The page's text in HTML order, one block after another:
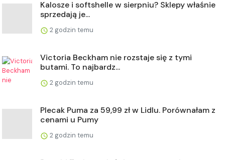
Kalosze i softshelle w sierpniu? Sklepy właśnie
sprzedają je...
2 godzin temu
Victoria Beckham nie rozstaje się z tymi
butami. To najbardz...
2 godzin temu
Plecak Puma za 59,99 zł w Lidlu. Porównałam z
cenami u Pumy
2 godzin temu